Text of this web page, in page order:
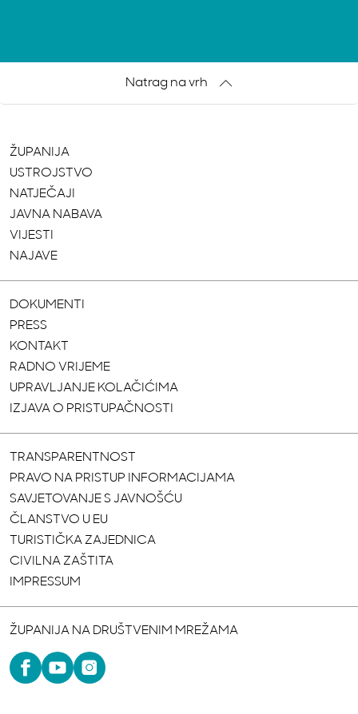
Natrag na vrh
ŽUPANIJA
USTROJSTVO
NATJEČAJI
JAVNA NABAVA
VIJESTI
NAJAVE
DOKUMENTI
PRESS
KONTAKT
RADNO VRIJEME
UPRAVLJANJE KOLAČIĆIMA
IZJAVA O PRISTUPAČNOSTI
TRANSPARENTNOST
PRAVO NA PRISTUP INFORMACIJAMA
SAVJETOVANJE S JAVNOŠĆU
ČLANSTVO U EU
TURISTIČKA ZAJEDNICA
CIVILNA ZAŠTITA
IMPRESSUM
ŽUPANIJA NA DRUŠTVENIM MREŽAMA